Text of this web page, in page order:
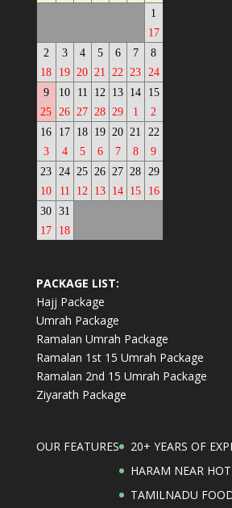
1
17
2
18
3
19
4
20
5
21
6
22
7
23
8
24
9
25
10
26
11
27
12
28
13
29
14
1
15
2
16
3
17
4
18
5
19
6
20
7
21
8
22
9
23
10
24
11
25
12
26
13
27
14
28
15
29
16
30
17
31
18
PACKAGE LIST:
Hajj Package
Umrah Package
Ramalan Umrah Package
Ramalan 1st 15 Umrah Package
Ramalan 2nd 15 Umrah Package
Ziyarath Package
OUR FEATURES
20+ YEARS OF
HARAM NEAR
TAMILNADU